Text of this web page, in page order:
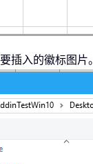
插入的徽标图片。